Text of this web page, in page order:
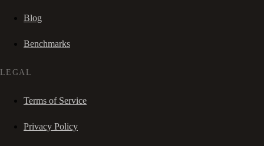
Blog
Benchmarks
LEGAL
Terms of Service
Privacy Policy